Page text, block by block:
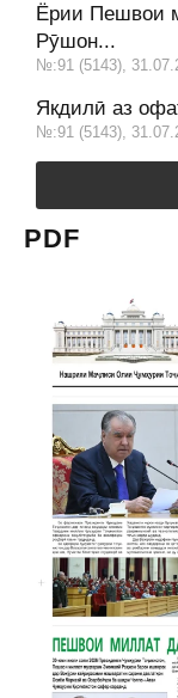
Ёрии Пешвои
Рӯшон...
№:91 (5143),
Якдилӣ аз
№:91 (5143),
PDF